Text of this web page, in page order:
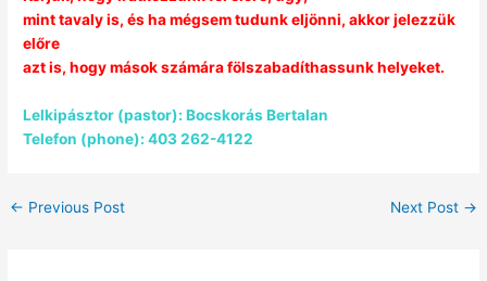
mint tavaly is, és ha mégsem tudunk eljönni, akkor jelezzük
előre
azt is, hogy mások számára fölszabadíthassunk helyeket.
Lelkipásztor (pastor): Bocskorás Bertalan
Telefon (phone): 403 262-4122
← Previous Post Next Post →